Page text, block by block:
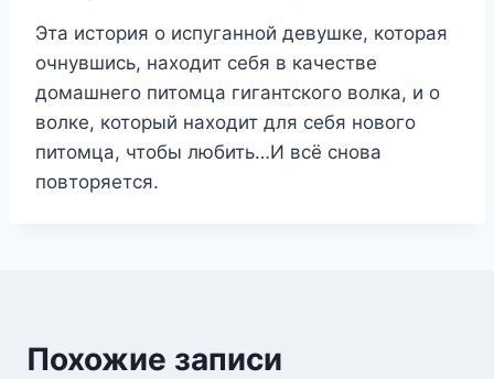
Эта история о испуганной девушке, которая
очнувшись, находит себя в качестве
домашнего питомца гигантского волка, и о
волке, который находит для себя нового
питомца, чтобы любить…И всё снова
повторяется.
Похожие записи